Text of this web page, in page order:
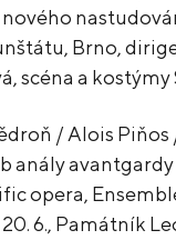
Brno,
scéna a kostýmy
/ Alois Piňos
anály
opera,
6., Památník